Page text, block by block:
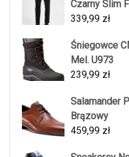
Czarny Slim
339,99 zł
Śniegowce
Mel. U973
239,99 zł
Salamander
Brązowy
459,99 zł